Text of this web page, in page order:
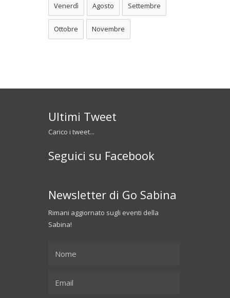
Venerdì Agosto Settembre
Ottobre Novembre
Ultimi Tweet
Carico i tweet...
Seguici su Facebook
Newsletter di Go Sabina
Rimani aggiornato sugli eventi della
Sabina!